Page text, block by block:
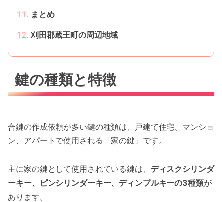
まとめ
刈田郡蔵王町の周辺地域
鍵の種類と特徴
合鍵の作成依頼が多い鍵の種類は、戸建て住宅、マンショ
ン、アパートで使用される「家の鍵」です。
主に家の鍵として使用されている鍵は、 ディスクシリンダ
ーキー、ピンシリンダーキー、ディンプルキーの3種類が
あります。